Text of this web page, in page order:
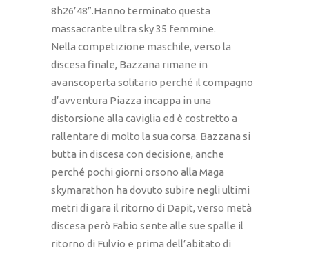
8h26’48”.Hanno terminato questa
massacrante ultra sky 35 femmine.
Nella competizione maschile, verso la
discesa finale, Bazzana rimane in
avanscoperta solitario perché il compagno
d’avventura Piazza incappa in una
distorsione alla caviglia ed è costretto a
rallentare di molto la sua corsa. Bazzana si
butta in discesa con decisione, anche
perché pochi giorni orsono alla Maga
skymarathon ha dovuto subire negli ultimi
metri di gara il ritorno di Dapit, verso metà
discesa però Fabio sente alle sue spalle il
ritorno di Fulvio e prima dell’abitato di